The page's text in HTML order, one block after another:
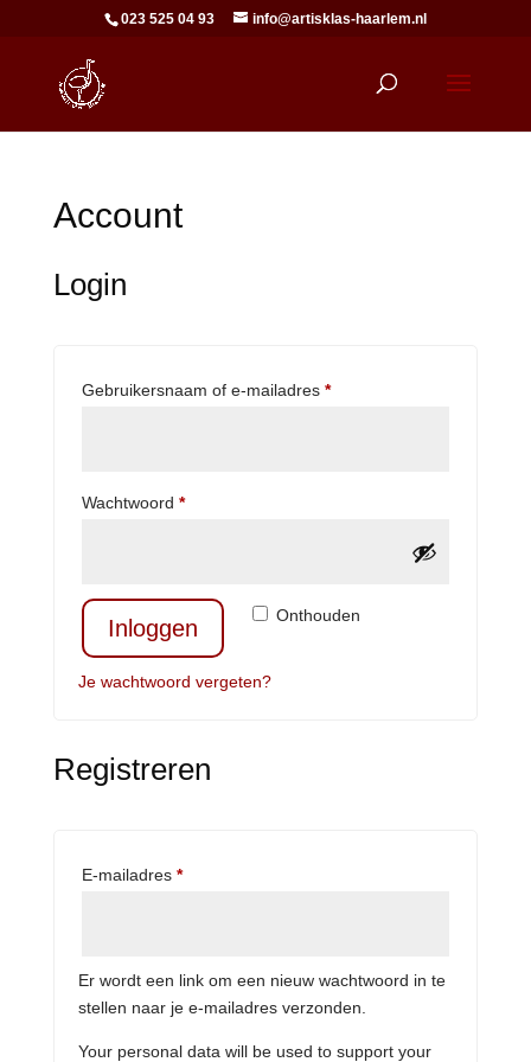
023 525 04 93 info@artisklas-haarlem.nl
Account
Login
Gebruikersnaam of e-mailadres *Vereist
Wachtwoord *Vereist
Onthouden
Inloggen
Je wachtwoord vergeten?
Registreren
E-mailadres *Vereist
Er wordt een link om een nieuw wachtwoord in te
stellen naar je e-mailadres verzonden.
Your personal data will be used to support your